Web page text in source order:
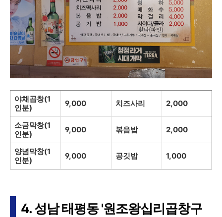
야채곱창(1
인분)
9,000 치즈사리 2,000
소금막창(1
인분)
9,000 볶음밥 2,000
양념막창(1
인분)
9,000 공깃밥 1,000
4. 성남 태평동 '원조왕십리곱창구